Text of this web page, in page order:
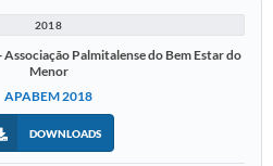
2018
Palmitalense do Bem Estar do
Menor
APABEM 2018
DOWNLOADS